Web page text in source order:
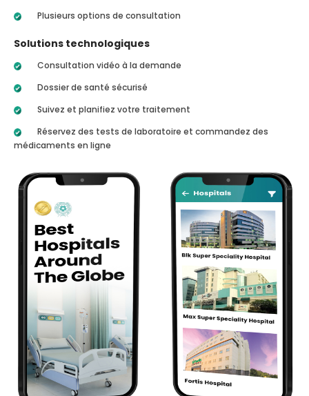
Plusieurs options de consultation
Solutions technologiques
Consultation vidéo à la demande
Dossier de santé sécurisé
Suivez et planifiez votre traitement
Réservez des tests de laboratoire et commandez des
médicaments en ligne